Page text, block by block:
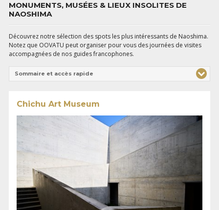
MONUMENTS, MUSÉES & LIEUX INSOLITES DE
NAOSHIMA
Découvrez notre sélection des spots les plus intéressants de Naoshima.
Notez que OOVATU peut organiser pour vous des journées de visites
accompagnées de nos guides francophones.
Sommaire et accès rapide
Chichu Art Museum